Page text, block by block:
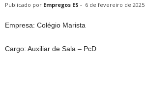
Publicado por Empregos ES - 6 de fevereiro de 2025
Empresa: Colégio Marista
Cargo: Auxiliar de Sala – PcD